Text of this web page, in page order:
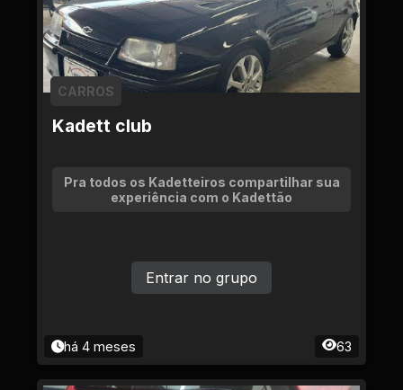
Kadett club
CARROS
Pra todos os Kadetteiros compartilhar sua
experiência com o Kadettão
há 4 meses 63
Entrar no grupo